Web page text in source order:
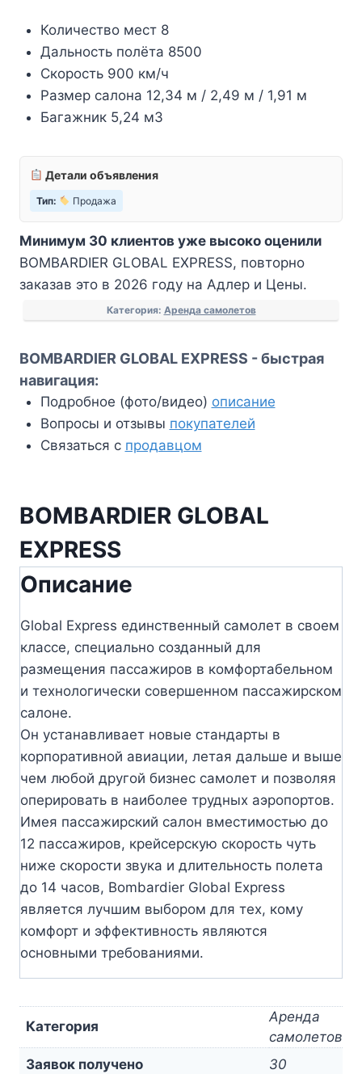
Количество мест 8
Дальность полёта 8500
Скорость 900 км/ч
Размер салона 12,34 м / 2,49 м / 1,91 м
Багажник 5,24 м3
Детали объявления
Тип: Продажа
Минимум 30 клиентов уже высоко оценили
BOMBARDIER GLOBAL EXPRESS, повторно
заказав это в 2026 году на Адлер и Цены.
Категория: Аренда самолетов
BOMBARDIER GLOBAL EXPRESS - быстрая
навигация:
Подробное (фото/видео) описание
Вопросы и отзывы покупателей
Связаться с продавцом
BOMBARDIER GLOBAL
EXPRESS
Описание
Global Express единственный самолет в своем
классе, специально созданный для
размещения пассажиров в комфортабельном
и технологически совершенном пассажирском
салоне.
Он устанавливает новые стандарты в
корпоративной авиации, летая дальше и выше
чем любой другой бизнес самолет и позволяя
оперировать в наиболее трудных аэропортов.
Имея пассажирский салон вместимостью до
12 пассажиров, крейсерскую скорость чуть
ниже скорости звука и длительность полета
до 14 часов, Bombardier Global Express
является лучшим выбором для тех, кому
комфорт и эффективность являются
основными требованиями.
Категория
Аренда
самолетов
Заявок получено
30